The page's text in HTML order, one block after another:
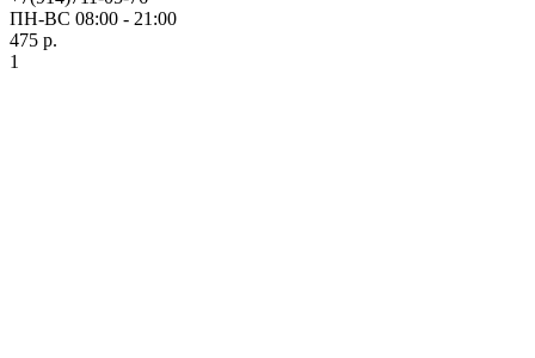
ПН-ВС 08:00 - 21:00
475 р.
1